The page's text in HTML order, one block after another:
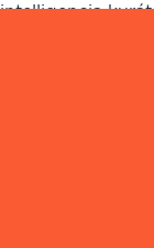
intelligencia